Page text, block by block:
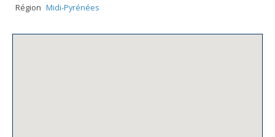
Région Midi-Pyrénées